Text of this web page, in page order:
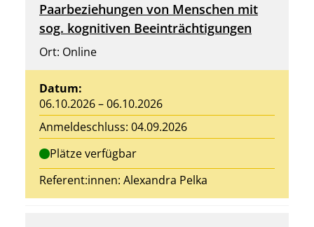
Paarbeziehungen von Menschen mit
sog. kognitiven Beeinträchtigungen
Ort: Online
Datum:
06.10.2026 – 06.10.2026
Anmeldeschluss: 04.09.2026
Plätze verfügbar
Referent:innen: Alexandra Pelka